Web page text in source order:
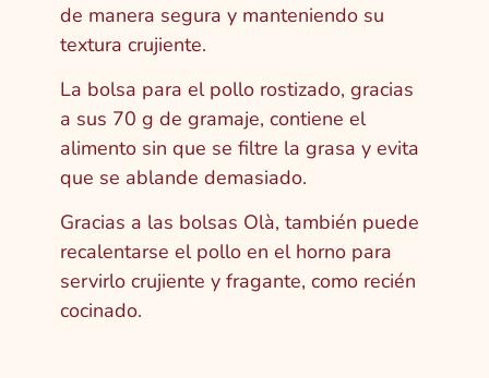
de manera segura y manteniendo su
textura crujiente.
La bolsa para el pollo rostizado, gracias
a sus 70 g de gramaje, contiene el
alimento sin que se filtre la grasa y evita
que se ablande demasiado.
Gracias a las bolsas Olà, también puede
recalentarse el pollo en el horno para
servirlo crujiente y fragante, como recién
cocinado.